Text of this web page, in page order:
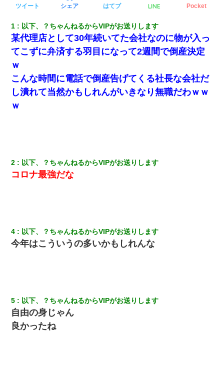
ツイート シェア はてブ LINE Pocket
1 以下、？ちゃんねるからVIPがお送りします
某代理店として30年続いてた会社なのに物が入っ
てこずに弁済する羽目になって2週間で倒産決定
ｗ
こんな時間に電話で倒産告げてくる社長な会社だ
し潰れて当然かもしれんがいきなり無職だわｗｗ
ｗ
2 以下、？ちゃんねるからVIPがお送りします
コロナ最強だな
4 以下、？ちゃんねるからVIPがお送りします
今年はこういうの多いかもしれんな
5 以下、？ちゃんねるからVIPがお送りします
自由の身じゃん
良かったね